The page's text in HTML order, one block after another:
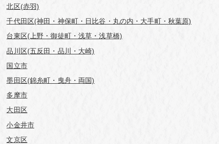
北区(赤羽)
千代田区(神田・神保町・日比谷・丸の内・大手町・秋葉原)
台東区(上野・御徒町・浅草・浅草橋)
品川区(五反田・品川・大崎)
国立市
墨田区(錦糸町・曳舟・両国)
多摩市
大田区
小金井市
文京区